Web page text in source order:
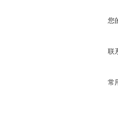
您
联
常